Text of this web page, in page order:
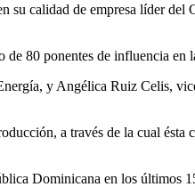
su calidad de empresa líder
80 ponentes de influencia en
y Angélica Ruiz Celis,
a través de la cual ésta
Dominicana en los últimos